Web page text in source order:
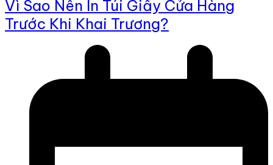
Vì Sao Nên In Túi Giấy Cửa Hàng
Trước Khi Khai Trương?